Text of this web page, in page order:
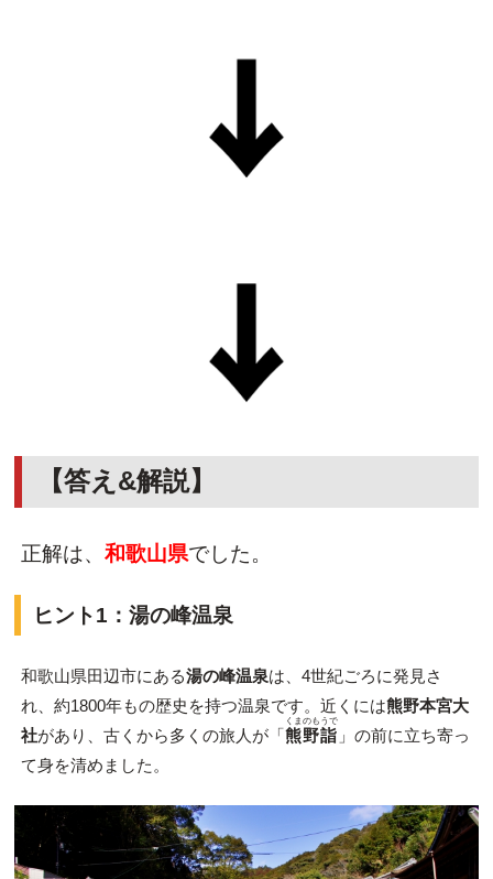
【答え&解説】
正解は、 和歌山県でした。
ヒント1：湯の峰温泉
和歌山県田辺市にある湯の峰温泉は、4世紀ごろに発見さ
れ、約1800年もの歴史を持つ温泉です。近くには熊野本宮大
社があり、古くから多くの旅人が「熊野詣
くまのもうで
」の前に立ち寄っ
て身を清めました。